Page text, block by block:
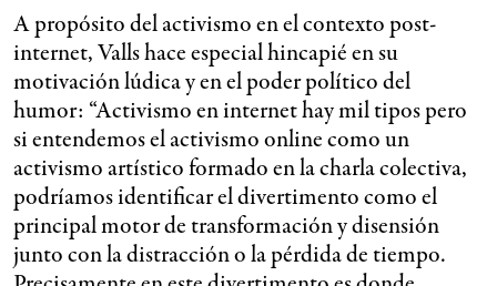
A propósito del activismo en el contexto post-
internet, Valls hace especial hincapié en su
motivación lúdica y en el poder político del
humor: “Activismo en internet hay mil tipos pero
si entendemos el activismo online como un
activismo artístico formado en la charla colectiva,
podríamos identificar el divertimento como el
principal motor de transformación y disensión
junto con la distracción o la pérdida de tiempo.